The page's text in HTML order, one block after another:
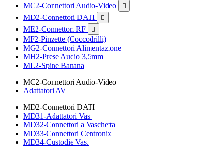
MC2-Connettori Audio-Video

MD2-Connettori DATI 
ME2-Connettori RF 
MF2-Pinzette (Coccodrilli)
MG2-Connettori Alimentazione
MH2-Prese Audio 3,5mm
ML2-Spine Banana
MC2-Connettori Audio-Video
Adattatori AV
MD2-Connettori DATI
MD31-Adattatori Vas.
MD32-Connettori a Vaschetta
MD33-Connettori Centronix
MD34-Custodie Vas.